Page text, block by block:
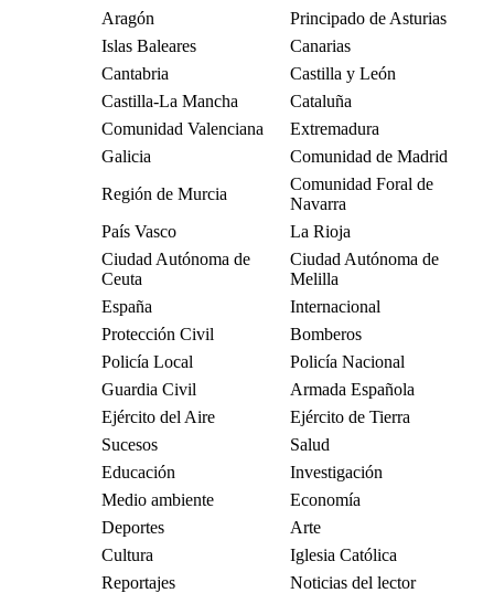
Aragón
Principado de Asturias
Islas Baleares
Canarias
Cantabria
Castilla y León
Castilla-La Mancha
Cataluña
Comunidad Valenciana
Extremadura
Galicia
Comunidad de Madrid
Región de Murcia
Comunidad Foral de
Navarra
País Vasco
La Rioja
Ciudad Autónoma de
Ceuta
Ciudad Autónoma de
Melilla
España
Internacional
Protección Civil
Bomberos
Policía Local
Policía Nacional
Guardia Civil
Armada Española
Ejército del Aire
Ejército de Tierra
Sucesos
Salud
Educación
Investigación
Medio ambiente
Economía
Deportes
Arte
Cultura
Iglesia Católica
Reportajes
Noticias del lector